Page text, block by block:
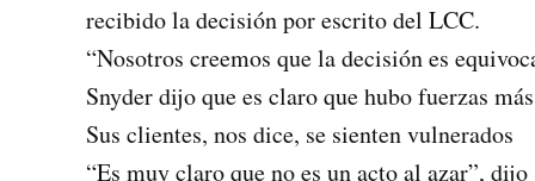
recibido la decisión por escrito del LCC.
“Nosotros creemos que la decisión es
Snyder dijo que es claro que hubo fuerzas
Sus clientes, nos dice, se sienten vulnerados
“Es muy claro que no es un acto al azar”,